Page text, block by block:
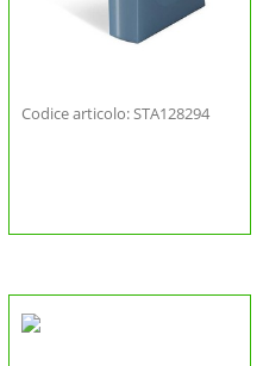
Codice articolo: STA128294